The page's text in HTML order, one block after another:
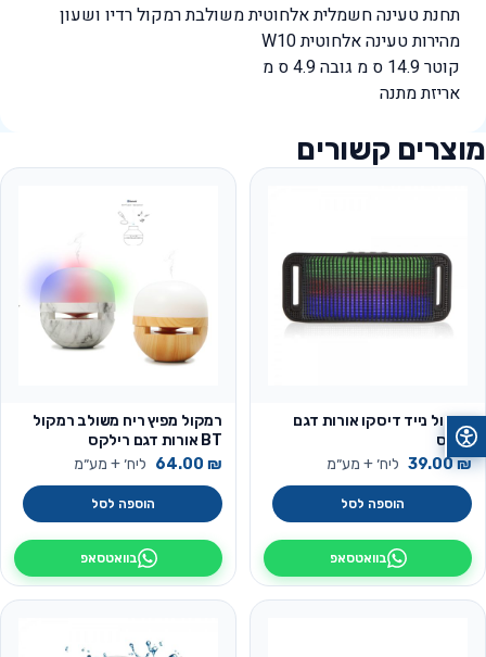
תחנת טעינה חשמלית אלחוטית משולבת רמקול רדיו ושעון
מהירות טעינה אלחוטית W10
קוטר 14.9 ס מ גובה 4.9 ס מ
אריזת מתנה
מוצרים קשורים
רמקול נייד דיסקו אורות דגם
דאנס
39.00₪ ליח׳ + מע״מ
הוספה לסל
בוואטסאפ
רמקול מפיץ ריח משולב רמקול
BT אורות דגם רילקס
64.00 ₪ ליח׳ + מע״מ
הוספה לסל
בוואטסאפ